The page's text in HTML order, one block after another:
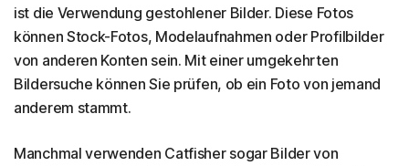
ist die Verwendung gestohlener Bilder. Diese Fotos
können Stock-Fotos, Modelaufnahmen oder Profilbilder
von anderen Konten sein. Mit einer umgekehrten
Bildersuche können Sie prüfen, ob ein Foto von jemand
anderem stammt.
Manchmal verwenden Catfisher sogar Bilder von